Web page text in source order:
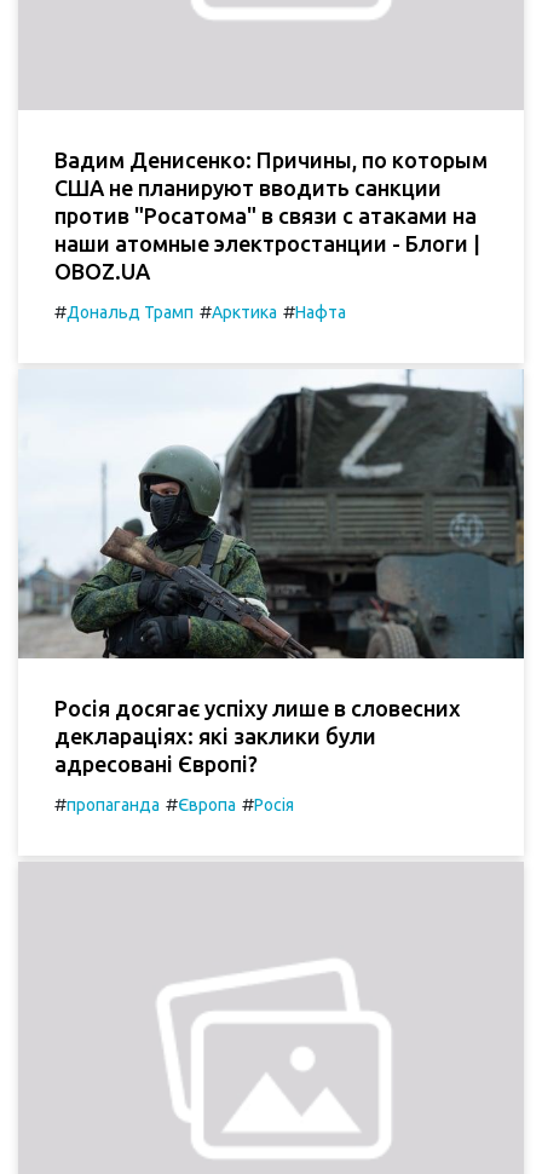
Вадим Денисенко: Причины, по которым
США не планируют вводить санкции
против "Росатома" в связи с атаками на
наши атомные электростанции - Блоги |
OBOZ.UA
#Дональд Трамп #Арктика #Нафта
Росія досягає успіху лише в словесних
деклараціях: які заклики були
адресовані Європі?
#пропаганда #Європа #Росія